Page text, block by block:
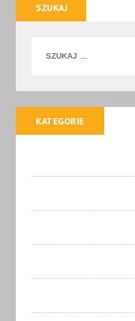
SZUKAJ
KATEGORIE